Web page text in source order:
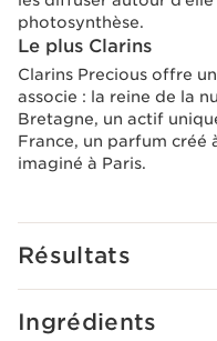
photosynthèse.
Le plus Clarins
Clarins Precious offre
associe : la reine de la
Bretagne, un actif
France, un parfum créé
imaginé à Paris.
Résultats
Ingrédients